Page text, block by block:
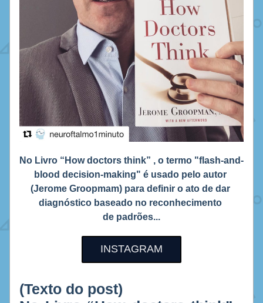
No Livro “How doctors think” , o termo "flash-and-
blood decision-making" é usado pelo autor
(Jerome Groopmam) para definir o ato de dar
diagnóstico baseado no reconhecimento
de padrões...
INSTAGRAM
(Texto do post)